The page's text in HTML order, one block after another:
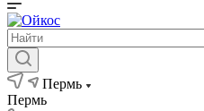
Пермь
Пермь